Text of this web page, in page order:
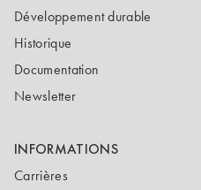
Développement durable
Historique
Documentation
Newsletter
INFORMATIONS
Carrières